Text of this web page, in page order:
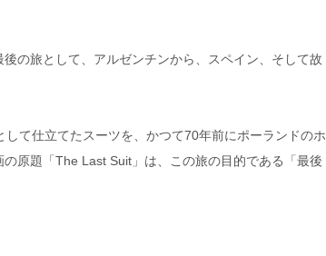
の旅として、アルゼンチンから、スペイン、そして故
て仕立てたスーツを、かつて70年前にポーランドのホ
原題「The Last Suit」は、この旅の目的である「最後